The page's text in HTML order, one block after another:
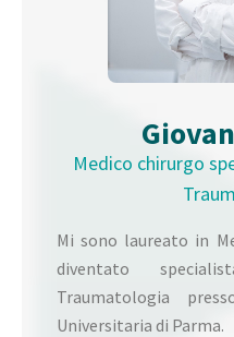
Medico chirurgo
Mi sono laureato in
diventato
Traumatologia
Universitaria di Parma.